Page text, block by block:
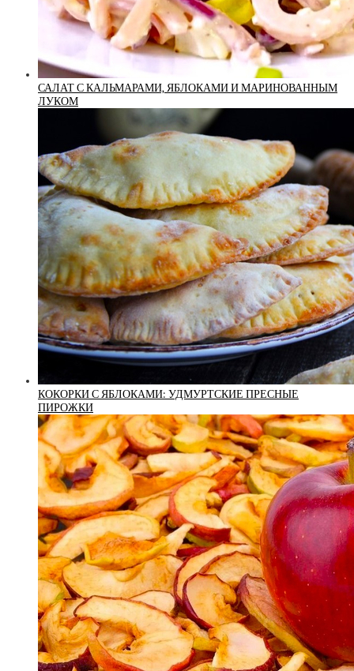
САЛАТ С КАЛЬМАРАМИ, ЯБЛОКАМИ И МАРИНОВАННЫМ
ЛУКОМ
КОКОРКИ С ЯБЛОКАМИ: УДМУРТСКИЕ ПРЕСНЫЕ
ПИРОЖКИ